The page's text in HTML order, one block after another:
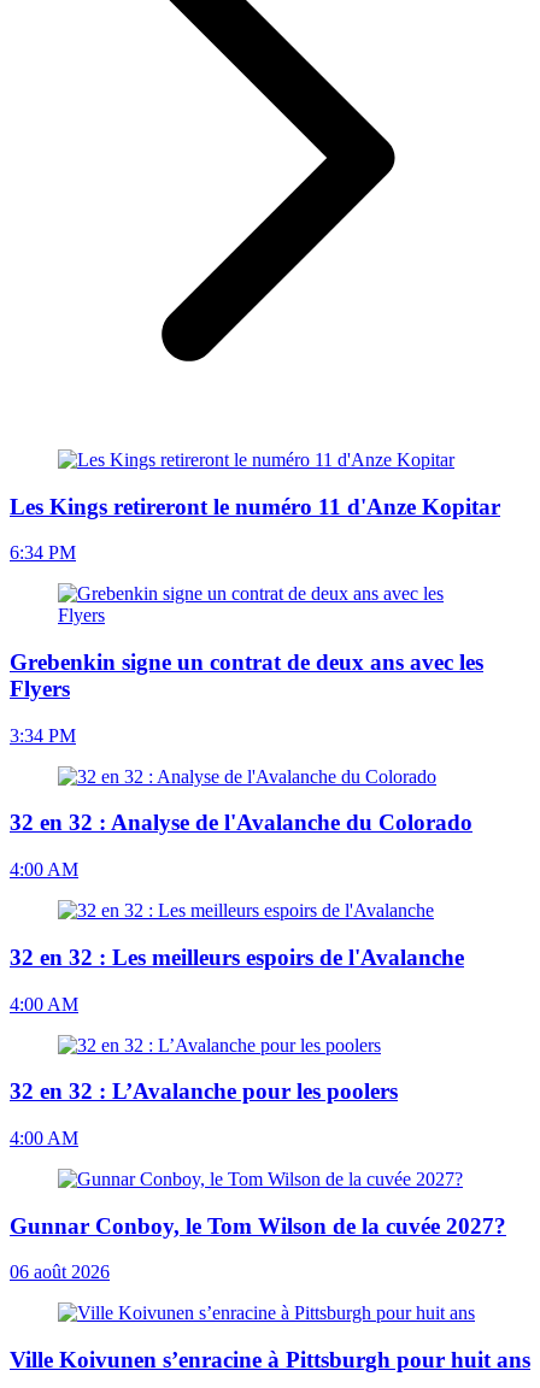
Les Kings retireront le numéro 11 d'Anze Kopitar
6:34 PM
Grebenkin signe un contrat de deux ans avec les
Flyers
3:34 PM
32 en 32 : Analyse de l'Avalanche du Colorado
4:00 AM
32 en 32 : Les meilleurs espoirs de l'Avalanche
4:00 AM
32 en 32 : L’Avalanche pour les poolers
4:00 AM
Gunnar Conboy, le Tom Wilson de la cuvée 2027?
06 août 2026
Ville Koivunen s’enracine à Pittsburgh pour huit ans